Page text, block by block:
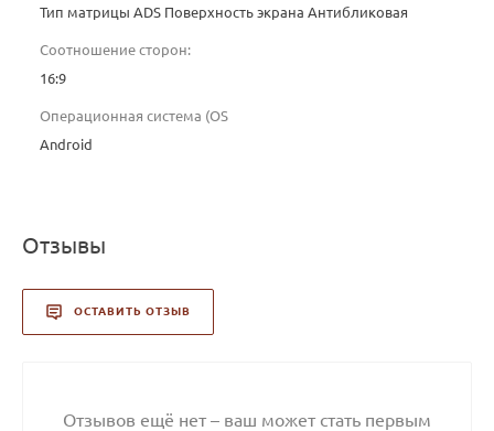
Тип матрицы ADS Поверхность экрана Антибликовая
Соотношение сторон:
16:9
Операционная система (OS
Android
Отзывы
ОСТАВИТЬ ОТЗЫВ
Отзывов ещё нет – ваш может стать первым